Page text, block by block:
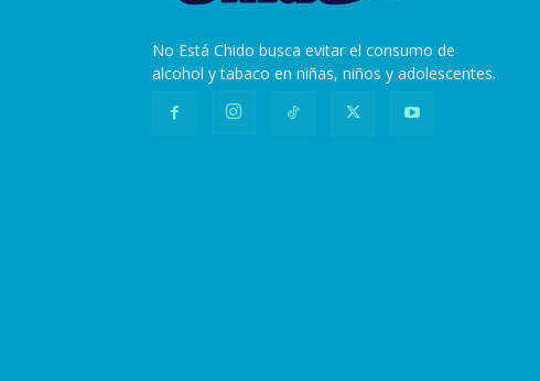
No Está Chido busca evitar el consumo de
alcohol y tabaco en niñas, niños y adolescentes.